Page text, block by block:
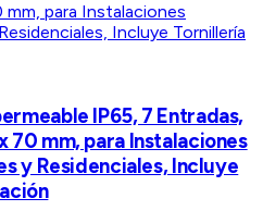
IP65, 7 Entradas,
70 mm, para Instalaciones
y Residenciales, Incluye